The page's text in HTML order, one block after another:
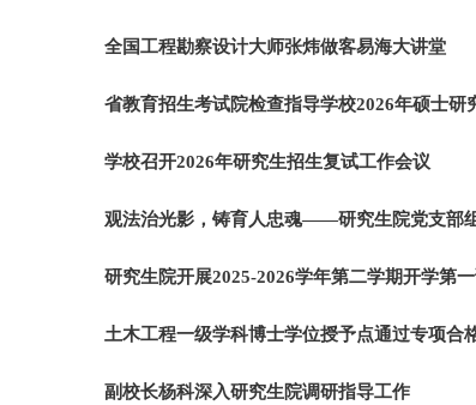
全国工程勘察设计大师张炜做客易海大讲堂
省教育招生考试院检查指导学校2026年硕士研
学校召开2026年研究生招生复试工作会议
观法治光影，铸育人忠魂——研究生院党支部
研究生院开展2025-2026学年第二学期开学第
土木工程一级学科博士学位授予点通过专项合
副校长杨科深入研究生院调研指导工作